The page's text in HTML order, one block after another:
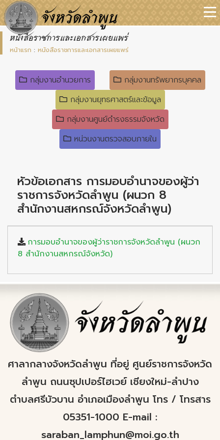
หนังสือราชการและเอกสารเผยแพร่
หน้าแรก : หนังสือราชการและเอกสารเผยแพร่
กลุ่มงานอำนวยการ
กลุ่มงานทรัพยากรบุคคล
กลุ่มงานยุทธศาสตร์และข้อมูล
กลุ่มงานศูนย์ดำรงธรรมจังหวัด
หน่วนงานตรวจสอบภายใน
หัวข้อเอกสาร การมอบอำนาจของผู้ว่า
ราชการจังหวัดลำพูน (ผนวก 8
สำนักงานสหกรณ์จังหวัดลำพูน)
การมอบอำนาจของผู้ว่าราชการจังหวัดลำพูน (ผนวก
8 สำนักงานสหกรณ์จังหวัด)
ศาลากลางจังหวัดลำพูน ที่อยู่ ศูนย์ราชการจังหวัด
ลำพูน ถนนซุปเปอร์ไฮเวย์ เชียงใหม่-ลำปาง
ตำบลศรีบัวบาน อำเภอเมืองลำพูน โทร / โทรสาร
05351-1000 E-mail :
saraban_lamphun@moi.go.th